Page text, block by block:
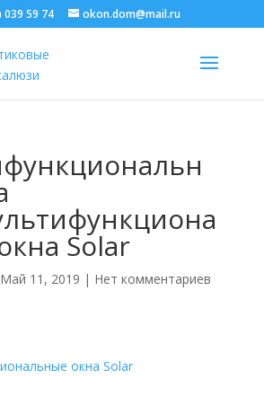
039 59 74 okon.dom@mail.ru
Solar
Май 11, 2019 | Нет комментариев